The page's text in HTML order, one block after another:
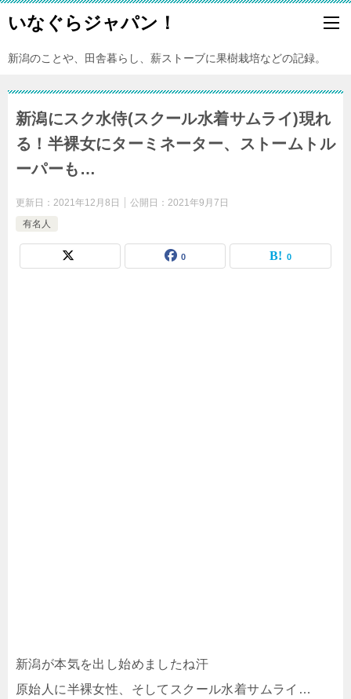
いなぐらジャパン！
新潟のことや、田舎暮らし、薪ストーブに果樹栽培などの記録。
新潟にスク水侍(スクール水着サムライ)現れ
る！半裸女にターミネーター、ストームトル
ーパーも…
更新日： 2021年12月8日 公開日： 2021年9月7日
有名人
0 0
新潟が本気を出し始めましたね汗
原始人に半裸女性、そしてスクール水着サムライ…